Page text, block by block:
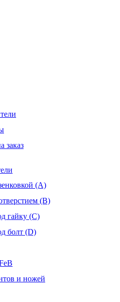
заказ
(А)
(В)
гайку (С)
болт (D)
и ножей